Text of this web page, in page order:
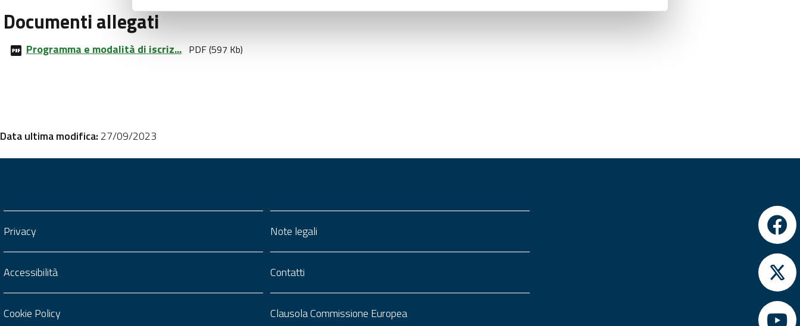
Documenti allegati
Programma e modalità di iscriz... PDF (597 Kb)
Data ultima modifica:27/09/2023
Privacy
Accessibilità
Cookie Policy
Note legali
Contatti
Clausola Commissione Europea